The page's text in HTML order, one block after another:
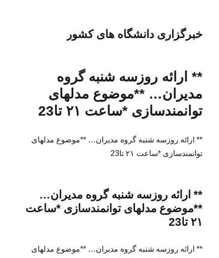
خبرگزاری دانشگاه های کشور
** ارائه روزسه شنبه گروه
مدیران… **موضوع مدلهای
توانمندسازی *ساعت ۲۱ تا23
** ارائه روزسه شنبه گروه مدیران… **موضوع مدلهای
توانمندسازی *ساعت ۲۱ تا23
** ارائه روزسه شنبه گروه مدیران…
**موضوع مدلهای توانمندسازی *ساعت
۲۱ تا23
** ارائه روزسه شنبه گروه مدیران… **موضوع مدلهای